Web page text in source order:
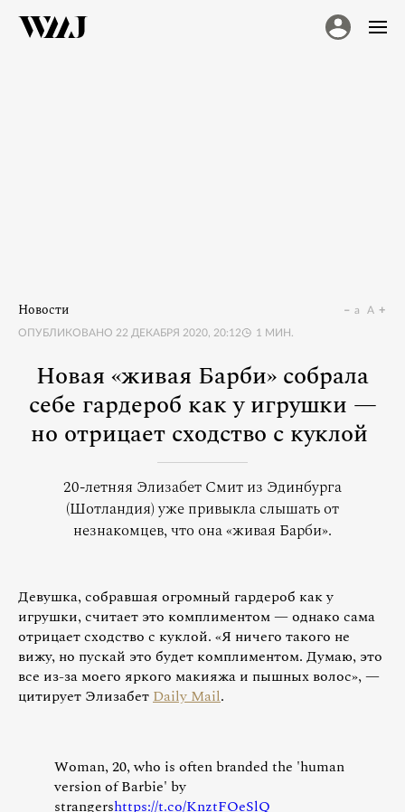
Новости
ОПУБЛИКОВАНО 22 ДЕКАБРЯ 2020, 20:12 1 МИН.
a A
Новая «живая Барби» собрала
себе гардероб как у игрушки —
но отрицает сходство с куклой
20-летняя Элизабет Смит из Эдинбурга
(Шотландия) уже привыкла слышать от
незнакомцев, что она «живая Барби».
Девушка, собравшая огромный гардероб как у
игрушки, считает это комплиментом — однако сама
отрицает сходство с куклой. «Я ничего такого не
вижу, но пускай это будет комплиментом. Думаю, это
все из-за моего яркого макияжа и пышных волос», —
цитирует ЭлизабетDaily Mail.
Woman, 20, who is often branded the 'human
version of Barbie' by
strangershttps://t.co/KnztFOeSlQ